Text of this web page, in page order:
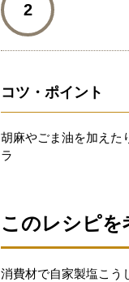
2
コツ・ポイント
胡麻やごま油を加えた
ラ
このレシピを
消費材で自家製塩こう